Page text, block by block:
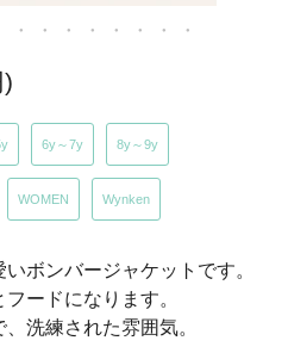
6y～7y 8y～9y
WOMEN Wynken
ボンバージャケットです。
ードになります。
洗練された雰囲気。